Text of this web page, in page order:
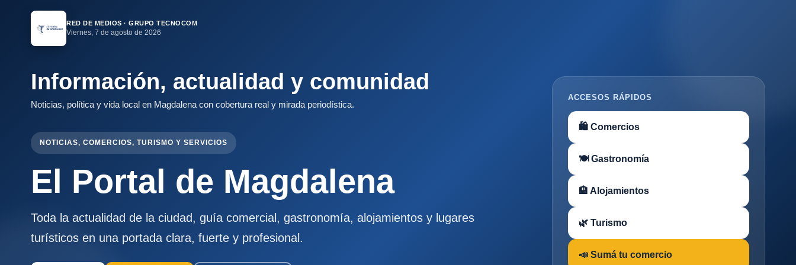
RED DE MEDIOS · GRUPO TECNOCOM
Viernes, 7 de agosto de 2026
Información, actualidad y comunidad
Noticias, política y vida local en Magdalena con cobertura real y mirada periodística.
NOTICIAS, COMERCIOS, TURISMO Y SERVICIOS
El Portal de Magdalena
Toda la actualidad de la ciudad, guía comercial, gastronomía, alojamientos y lugares
turísticos en una portada clara, fuerte y profesional.
ACCESOS RÁPIDOS
🛍 Comercios
🍽 Gastronomía
🏨 Alojamientos
🌿 Turismo
📣 Sumá tu comercio